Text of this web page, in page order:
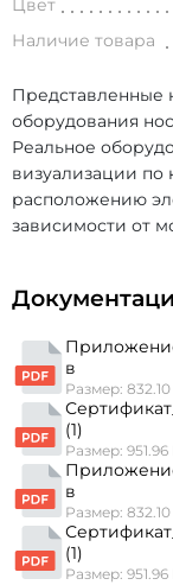
Цвет
Наличие товара
Представленные
оборудования
Реальное
визуализации по
расположению
зависимости от
в
Размер:
(1)
Размер: 951.96
в
Размер:
(1)
Размер: 951.96